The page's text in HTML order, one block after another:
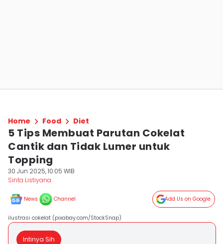
Home Food Diet
5 Tips Membuat Parutan Cokelat
Cantik dan Tidak Lumer untuk
Topping
30 Jun 2025, 10:05 WIB
Sinta Listiyana
News Channel Add Us on Google
ilustrasi cokelat (pixabay.com/StockSnap)
Intinya Sih